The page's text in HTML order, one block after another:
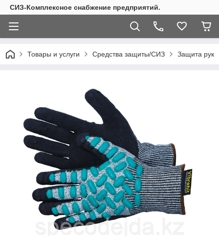
СИЗ-Комплексное снабжение предприятий.
Товары и услуги Средства защиты/СИЗ Защита рук